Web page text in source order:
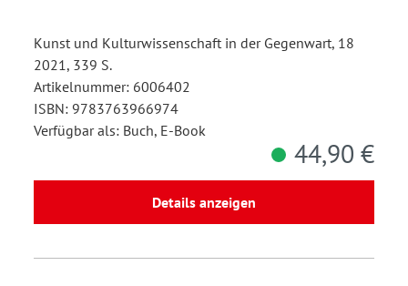
Kunst und Kulturwissenschaft in der Gegenwart, 18
2021, 339 S.
Artikelnummer: 6006402
ISBN: 9783763966974
Verfügbar als: Buch, E-Book
44,90 €
Details anzeigen